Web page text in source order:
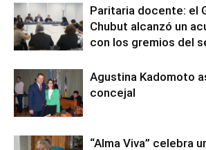
Paritaria docente: el
Chubut alcanzó un
con los gremios del
Agustina Kadomoto
concejal
“Alma Viva” celebra